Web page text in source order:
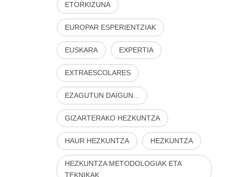
ETORKIZUNA
EUROPAR ESPERIENTZIAK
EUSKARA EXPERTIA
EXTRAESCOLARES
EZAGUTUN DAIGUN...
GIZARTERAKO HEZKUNTZA
HAUR HEZKUNTZA HEZKUNTZA
HEZKUNTZA METODOLOGIAK ETA
TEKNIKAK